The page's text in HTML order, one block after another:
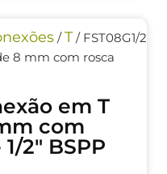
/T/ FST08G1/2
8 mm com rosca
em T
com
2″ BSPP